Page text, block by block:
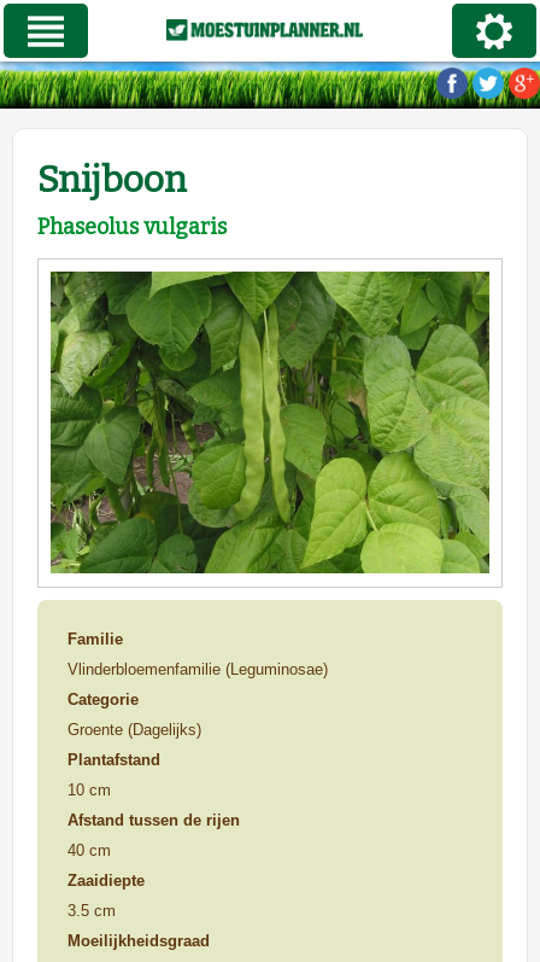
Snijboon
Phaseolus vulgaris
Familie
Vlinderbloemenfamilie (Leguminosae)
Categorie
Groente (Dagelijks)
Plantafstand
10 cm
Afstand tussen de rijen
40 cm
Zaaidiepte
3.5 cm
Moeilijkheidsgraad